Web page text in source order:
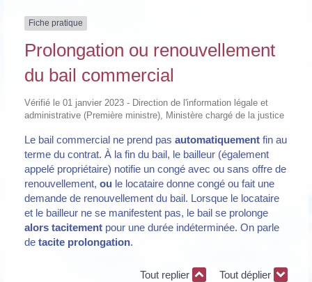
Fiche pratique
Prolongation ou renouvellement
du bail commercial
Vérifié le 01 janvier 2023 - Direction de l'information légale et
administrative (Première ministre), Ministère chargé de la justice
Le bail commercial ne prend pas automatiquement fin au
terme du contrat. À la fin du bail, le bailleur (également
appelé propriétaire) notifie un congé avec ou sans offre de
renouvellement, ou le locataire donne congé ou fait une
demande de renouvellement du bail. Lorsque le locataire
et le bailleur ne se manifestent pas, le bail se prolonge
alors tacitement pour une durée indéterminée. On parle
de tacite prolongation.
Tout replier Tout déplier